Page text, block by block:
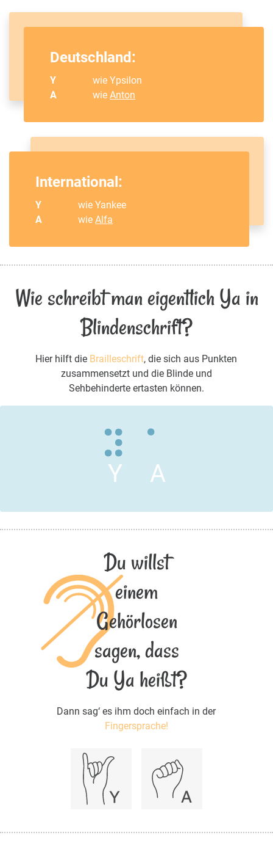
Deutschland:
Y
wie Ypsilon
A
wieAnton
International:
Y
wie Yankee
A
wieAlfa
Wie schreibt man eigentlich Ya in
Blindenschrift?
Hier hilft die Brailleschrift, die sich aus Punkten
zusammensetzt und die Blinde und
Sehbehinderte ertasten können.
Y A
Du willst
einem
Gehörlosen
sagen, dass
Du Ya heißt?
Dann sag‘ es ihm doch einfach in der
Fingersprache!